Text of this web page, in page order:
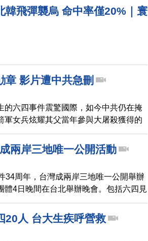
韓飛彈襲烏 命中率僅20%｜寰
章 影片遭中共急刪
的六四事件震驚國際，如今中共仍在掩
軍女兵炫耀其父當年參與大屠殺獲得的
箭軍緊急下架。再次引起輿論對六四真
兩岸三地唯一公開活動
34周年，台灣成兩岸三地唯一公開舉辦
體4日晚間在台北舉辦晚會。包括六四見
等，都上台發言。大約2千5百位民眾冒
人權表達關切。
20人 台大生疾呼營救